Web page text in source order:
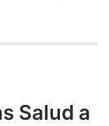
Salud a